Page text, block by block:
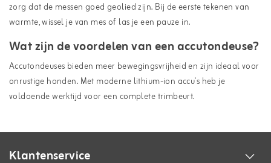
zorg dat de messen goed geolied zijn. Bij de eerste tekenen van
warmte, wissel je van mes of las je een pauze in.
Wat zijn de voordelen van een accutondeuse?
Accutondeuses bieden meer bewegingsvrijheid en zijn ideaal voor
onrustige honden. Met moderne lithium-ion accu's heb je
voldoende werktijd voor een complete trimbeurt.
Klantenservice